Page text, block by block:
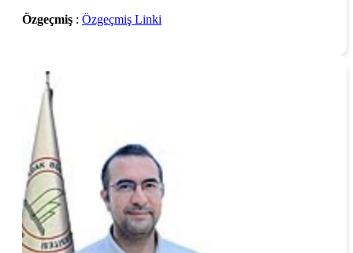
Özgeçmiş : Özgeçmiş Linki